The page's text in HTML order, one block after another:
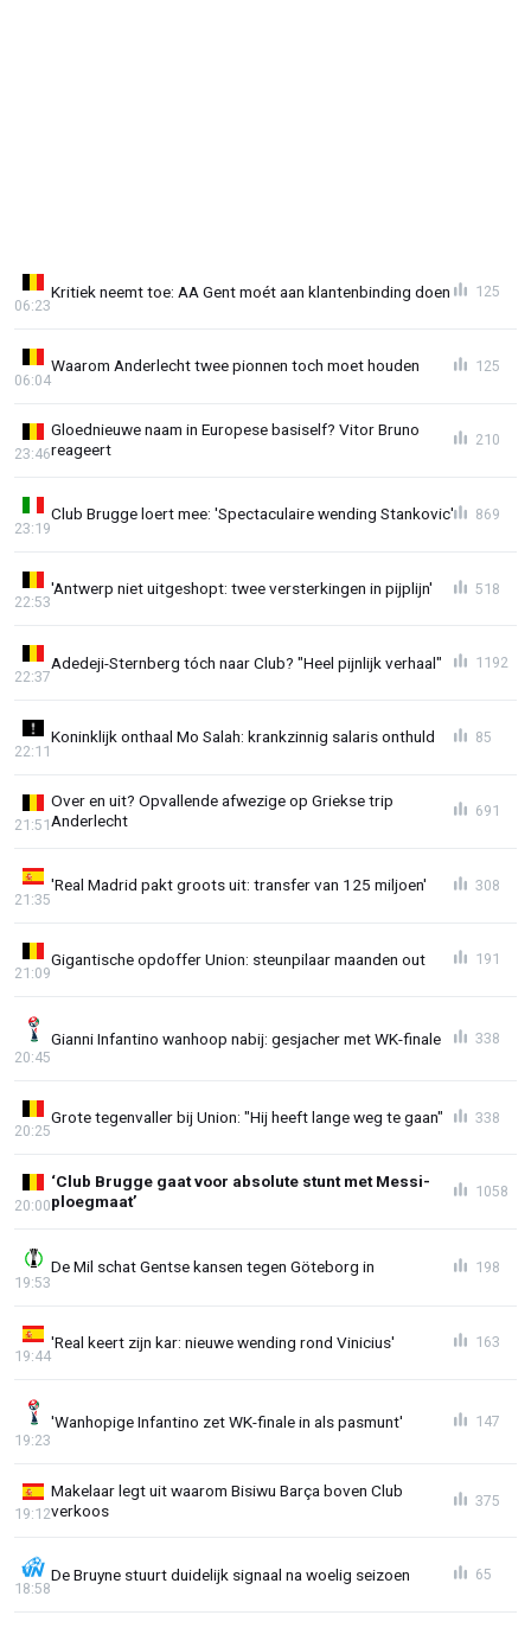
Kritiek neemt toe: AA Gent moét aan klantenbinding doen
06:23
125
Waarom Anderlecht twee pionnen toch moet houden
06:04
125
Gloednieuwe naam in Europese basiself? Vitor Bruno
reageert
23:46
210
Club Brugge loert mee: 'Spectaculaire wending Stankovic'
23:19
869
'Antwerp niet uitgeshopt: twee versterkingen in pijplijn'
22:53
518
Adedeji-Sternberg tóch naar Club? "Heel pijnlijk verhaal"
22:37
1192
Koninklijk onthaal Mo Salah: krankzinnig salaris onthuld
22:11
85
Over en uit? Opvallende afwezige op Griekse trip
Anderlecht
21:51
691
'Real Madrid pakt groots uit: transfer van 125 miljoen'
21:35
308
Gigantische opdoffer Union: steunpilaar maanden out
21:09
191
Gianni Infantino wanhoop nabij: gesjacher met WK-finale
20:45
338
Grote tegenvaller bij Union: "Hij heeft lange weg te gaan"
20:25
338
‘Club Brugge gaat voor absolute stunt met Messi-
ploegmaat’
20:00
1058
De Mil schat Gentse kansen tegen Göteborg in
19:53
198
'Real keert zijn kar: nieuwe wending rond Vinicius'
19:44
163
'Wanhopige Infantino zet WK-finale in als pasmunt'
19:23
147
Makelaar legt uit waarom Bisiwu Barça boven Club
verkoos
19:12
375
De Bruyne stuurt duidelijk signaal na woelig seizoen
18:58
65